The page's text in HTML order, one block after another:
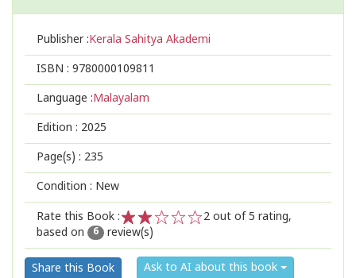
Publisher :Kerala Sahitya Akademi
ISBN : 9780000109811
Language :Malayalam
Edition : 2025
Page(s) : 235
Condition : New
Rate this Book :
2
1
2 out of 5 rating,
based on
6 review(s)
Share this Book Ask to AI about this book